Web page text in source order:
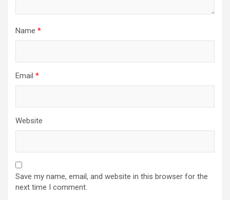
Name *
Email *
Website
Save my name, email, and website in this browser for the
next time I comment.